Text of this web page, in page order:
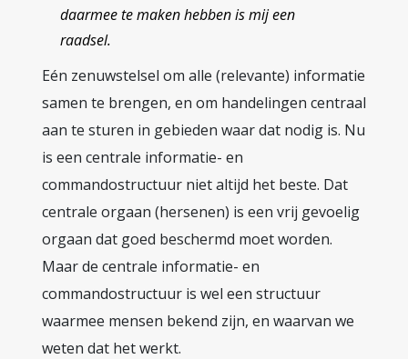
daarmee te maken hebben is mij een
raadsel.
Eén zenuwstelsel om alle (relevante) informatie
samen te brengen, en om handelingen centraal
aan te sturen in gebieden waar dat nodig is. Nu
is een centrale informatie- en
commandostructuur niet altijd het beste. Dat
centrale orgaan (hersenen) is een vrij gevoelig
orgaan dat goed beschermd moet worden.
Maar de centrale informatie- en
commandostructuur is wel een structuur
waarmee mensen bekend zijn, en waarvan we
weten dat het werkt.